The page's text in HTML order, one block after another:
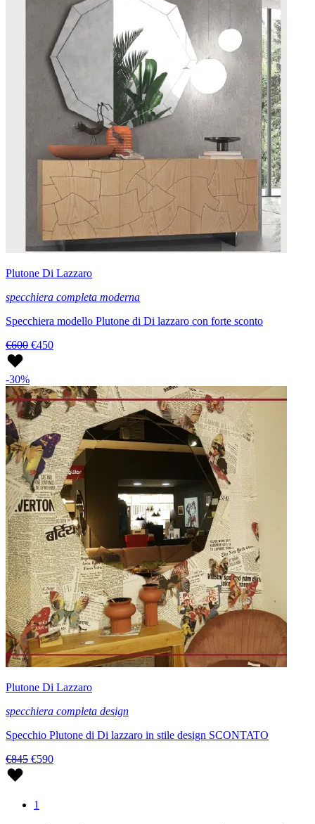
Plutone Di Lazzaro
specchiera completa moderna
Specchiera modello Plutone di Di lazzaro con forte sconto
€600 €450
-30%
Plutone Di Lazzaro
specchiera completa design
Specchio Plutone di Di lazzaro in stile design SCONTATO
€845 €590
1